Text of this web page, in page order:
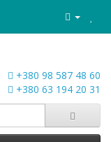
+380 98 587 48 60
+380 63 194 20 31